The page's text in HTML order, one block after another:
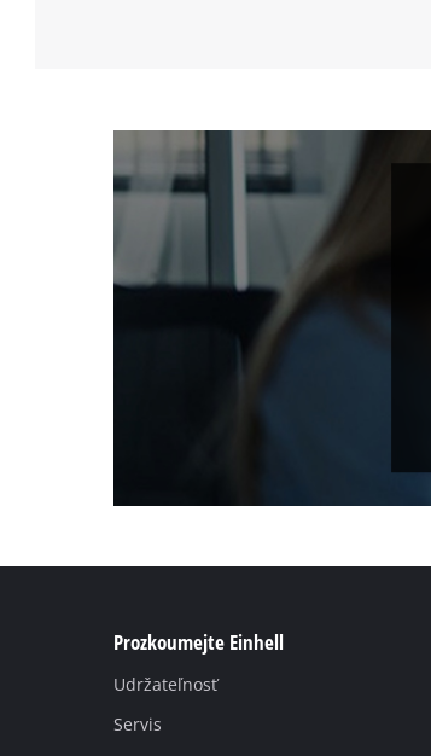
Prozkoumejte Einhell
Udržateľnosť
Servis